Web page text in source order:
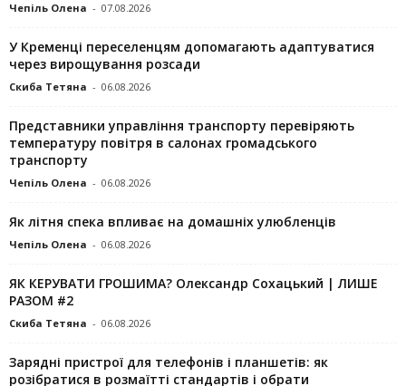
Чепіль Олена - 07.08.2026
У Кременці переселенцям допомагають адаптуватися
через вирощування розсади
Скиба Тетяна - 06.08.2026
Представники управління транспорту перевіряють
температуру повітря в салонах громадського
транспорту
Чепіль Олена - 06.08.2026
Як літня спека впливає на домашніх улюбленців
Чепіль Олена - 06.08.2026
ЯК КЕРУВАТИ ГРОШИМА? Олександр Сохацький | ЛИШЕ
РАЗОМ #2
Скиба Тетяна - 06.08.2026
Зарядні пристрої для телефонів і планшетів: як
розібратися в розмаїтті стандартів і обрати